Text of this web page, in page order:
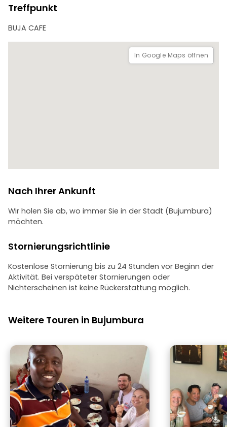
Der 2. Halt: DAS LEBENDE MUSEUM VON BUJUMBURA.
Dies ist ein verstecktes Juwel, ein lebendiges Museum von
Bujumbura; ein einzigartiger Ort, der das burundische Erbe
präsentiert. Erkunden Sie traditionelle Hütten, sehen Sie
einheimische Kunsthandwerker bei der Arbeit und hören Sie
die Klänge des ländlichen Burundi. Tauchen Sie ein in die
BUTERERE-Gebiet.
Diese Gemeinschaft ist eine der ältesten indigenen
Gruppen Afrikas, die als Pygmäen bekannt ist, und wir
werden ihre einzigartige Lebensweise und Traditionen
kennenlernen.
Treffpunkt
BUJA CAFE
In Google Maps öffnen
Nach Ihrer Ankunft
Wir holen Sie ab, wo immer Sie in der Stadt (Bujumbura)
möchten.
Stornierungsrichtlinie
Kostenlose Stornierung bis zu 24 Stunden vor Beginn der
Aktivität. Bei verspäteter Stornierungen oder
Nichterscheinen ist keine Rückerstattung möglich.
Weitere Touren in Bujumbura